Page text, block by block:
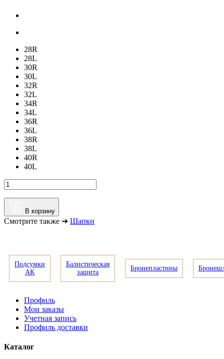
28R
28L
30R
30L
32R
32L
34R
34L
36R
36L
38R
38L
40R
40L
В корзину
Смотрите также ➔ Шапки
Подсумки
АК
Балистическая
защита
Бронепластины
Профиль
Мои заказы
Учетная запись
Профиль доставки
Каталог